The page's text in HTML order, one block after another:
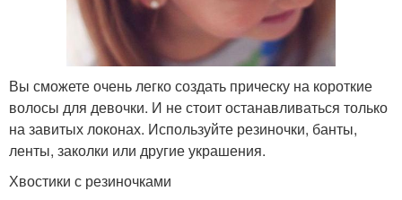
Вы сможете очень легко создать прическу на короткие
волосы для девочки. И не стоит останавливаться только
на завитых локонах. Используйте резиночки, банты,
ленты, заколки или другие украшения.
Хвостики с резиночками